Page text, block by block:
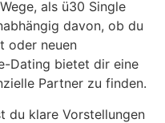
als ü30 Single
davon, ob du
oder neuen
Dating bietet dir eine
Partner zu finden.
du klare Vorstellungen